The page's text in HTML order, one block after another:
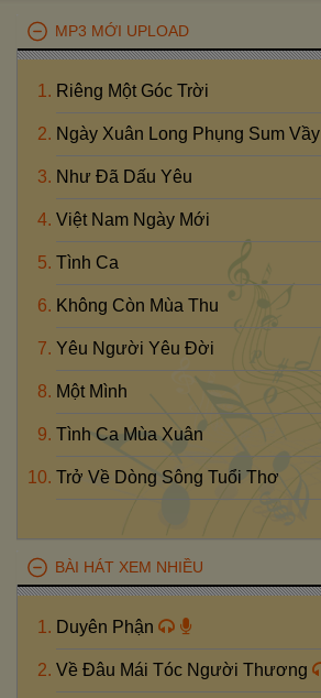
MP3 MỚI UPLOAD
Riêng Một Góc Trời
Ngày Xuân Long Phụng Sum Vầy
Như Đã Dấu Yêu
Việt Nam Ngày Mới
Tình Ca
Không Còn Mùa Thu
Yêu Người Yêu Đời
Một Mình
Tình Ca Mùa Xuân
Trở Về Dòng Sông Tuổi Thơ
BÀI HÁT XEM NHIỀU
Duyên Phận
Về Đâu Mái Tóc Người Thương